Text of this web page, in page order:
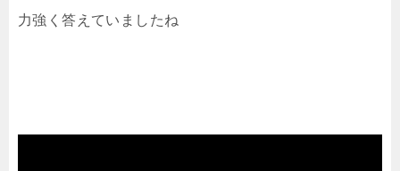
力強く答えていましたね